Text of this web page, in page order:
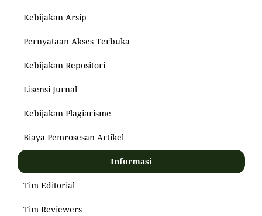
Kebijakan Arsip
Pernyataan Akses Terbuka
Kebijakan Repositori
Lisensi Jurnal
Kebijakan Plagiarisme
Biaya Pemrosesan Artikel
Informasi
Tim Editorial
Tim Reviewers